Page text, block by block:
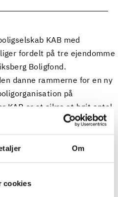
Om
cookies
KAB med
fordelt på tre ejendomme
Boligfond.
danne rammerne for en ny
på
KAB er at sikre et højt antal
med en attraktiv